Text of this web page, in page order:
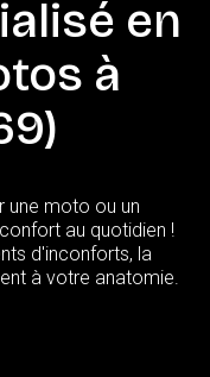
en
à
une moto ou un
au quotidien !
d'inconforts, la
à votre anatomie.